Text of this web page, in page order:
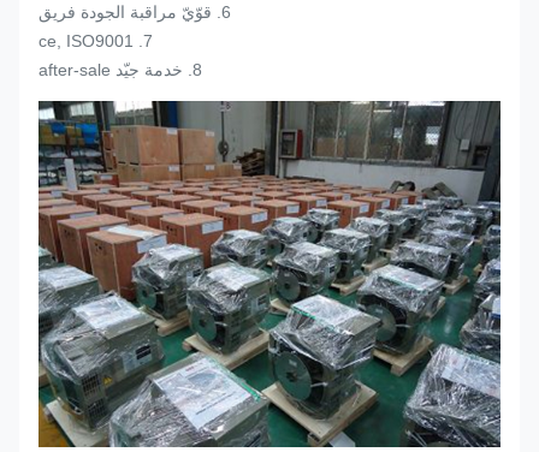
6. قوّيّ مراقبة الجودة فريق
7. ce, ISO9001
8. خدمة جيّد after-sale